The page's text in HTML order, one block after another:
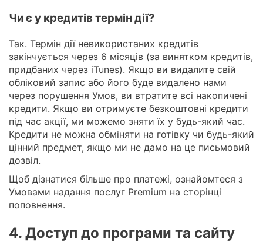
Чи є у кредитів термін дії?
Так. Термін дії невикористаних кредитів
закінчується через 6 місяців (за винятком кредитів,
придбаних через iTunes). Якщо ви видалите свій
обліковий запис або його буде видалено нами
через порушення Умов, ви втратите всі накопичені
кредити. Якщо ви отримуєте безкоштовні кредити
під час акції, ми можемо зняти їх у будь-який час.
Кредити не можна обміняти на готівку чи будь-який
цінний предмет, якщо ми не дамо на це письмовий
дозвіл.
Щоб дізнатися більше про платежі, ознайомтеся з
Умовами надання послуг Premium на сторінці
поповнення.
4. Доступ до програми та сайту